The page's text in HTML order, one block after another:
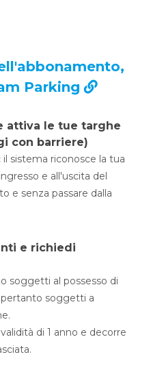
Parking
attiva le tue targhe
con barriere)
sistema riconosce la tua
e all'uscita del
e senza passare dalla
e richiedi
soggetti al possesso di
soggetti a
di 1 anno e decorre